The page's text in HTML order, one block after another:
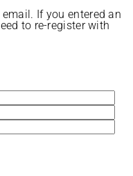
If you entered an
to re-register with